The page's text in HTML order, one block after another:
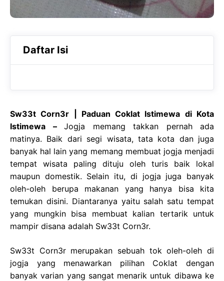
Daftar Isi
Sw33t Corn3r | Paduan Coklat Istimewa di Kota
Istimewa – Jogja memang takkan pernah ada
matinya. Baik dari segi wisata, tata kota dan juga
banyak hal lain yang memang membuat jogja menjadi
tempat wisata paling dituju oleh turis baik lokal
maupun domestik. Selain itu, di jogja juga banyak
oleh-oleh berupa makanan yang hanya bisa kita
temukan disini. Diantaranya yaitu salah satu tempat
yang mungkin bisa membuat kalian tertarik untuk
mampir disana adalah Sw33t Corn3r.
Sw33t Corn3r merupakan sebuah tok oleh-oleh di
jogja yang menawarkan pilihan Coklat dengan
banyak varian yang sangat menarik untuk dibawa ke